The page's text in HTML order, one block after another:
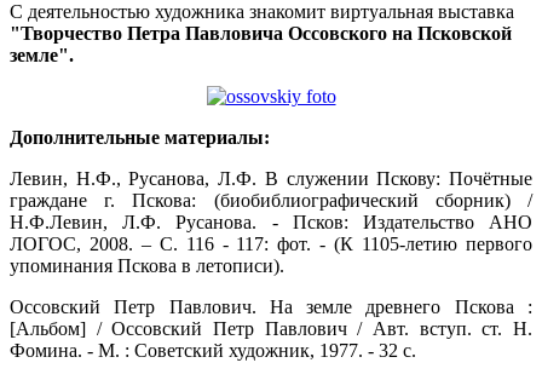
С деятельностью художника знакомит виртуальная выставка
"Творчество Петра Павловича Оссовского на Псковской
земле".
Дополнительные материалы:
Левин, Н.Ф., Русанова, Л.Ф. В служении Пскову: Почётные
граждане г. Пскова: (биобиблиографический сборник) /
Н.Ф.Левин, Л.Ф. Русанова. - Псков: Издательство АНО
ЛОГОС, 2008. – С. 116 - 117: фот. - (К 1105-летию первого
упоминания Пскова в летописи).
Оссовский Петр Павлович. На земле древнего Пскова :
[Альбом] / Оссовский Петр Павлович / Авт. вступ. ст. Н.
Фомина. - М. : Советский художник, 1977. - 32 с.